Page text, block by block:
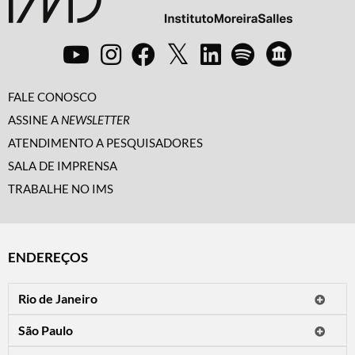
FALE CONOSCO
ASSINE A NEWSLETTER
ATENDIMENTO A PESQUISADORES
SALA DE IMPRENSA
TRABALHE NO IMS
ENDEREÇOS
Rio de Janeiro
Horário de visitação: a programação do IMS no Rio de Janeiro será
São Paulo